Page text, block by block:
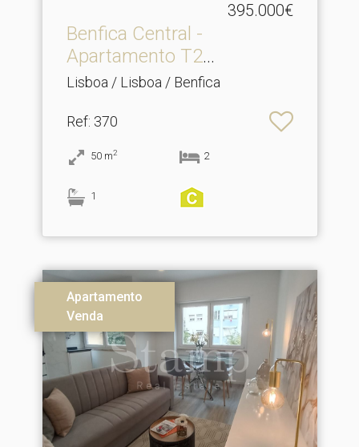
395.000€
Benfica Central -
Apartamento T2
Totalmente R.​..
Lisboa / Lisboa / Benfica
Ref: 370
50 m2 2
1
Apartamento
Venda